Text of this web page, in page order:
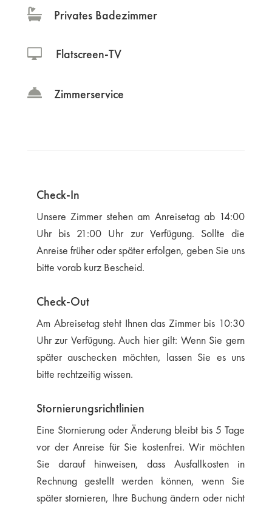
Privates Badezimmer
 Flatscreen-TV
Zimmerservice
Check-In
Unsere Zimmer stehen am Anreisetag ab 14:00
Uhr bis 21:00 Uhr zur Verfügung. Sollte die
Anreise früher oder später erfolgen, geben Sie uns
bitte vorab kurz Bescheid.
Check-Out
Am Abreisetag steht Ihnen das Zimmer bis 10:30
Uhr zur Verfügung. Auch hier gilt: Wenn Sie gern
später auschecken möchten, lassen Sie es uns
bitte rechtzeitig wissen.
Stornierungsrichtlinien
Eine Stornierung oder Änderung bleibt bis 5 Tage
vor der Anreise für Sie kostenfrei. Wir möchten
Sie darauf hinweisen, dass Ausfallkosten in
Rechnung gestellt werden können, wenn Sie
später stornieren, Ihre Buchung ändern oder nicht